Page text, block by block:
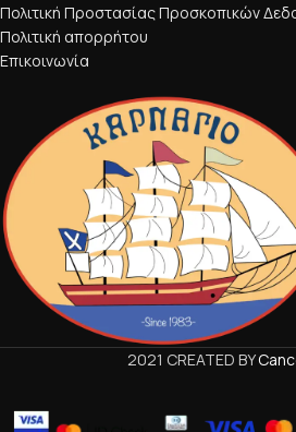
Πολιτική Προστασίας Προσκοπικών
Πολιτική απορρήτου
Επικοινωνία
2021 CREATED BY